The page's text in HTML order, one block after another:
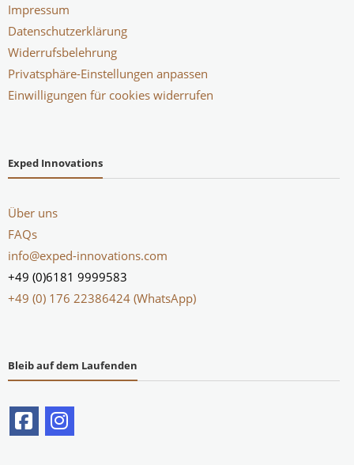
Impressum
Datenschutzerklärung
Widerrufsbelehrung
Privatsphäre-Einstellungen anpassen
Einwilligungen für cookies widerrufen
Exped Innovations
Über uns
FAQs
info@exped-innovations.com
+49 (0)6181 9999583
+49 (0) 176 22386424 (WhatsApp)
Bleib auf dem Laufenden